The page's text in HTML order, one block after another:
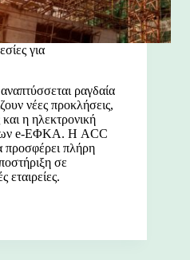
για
ραγδαία
νέες προκλήσεις,
η ηλεκτρονική
e-ΕΦΚΑ. Η ACC
προσφέρει πλήρη
σε
εταιρείες.